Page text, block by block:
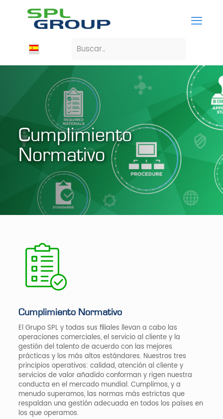
Cumplimiento
Normativo
Cumplimiento Normativo
El Grupo SPL y todas sus filiales llevan a cabo las
operaciones comerciales, el servicio al cliente y la
gestión del talento de acuerdo con las mejores
prácticas y los más altos estándares. Nuestros tres
principios operativos: calidad, atención al cliente y
servicios de valor añadido conforman y rigen nuestra
conducta en el mercado mundial. Cumplimos, y a
menudo superamos, las normas más estrictas que
respaldan una gestión adecuada en todos los países en
los que operamos.